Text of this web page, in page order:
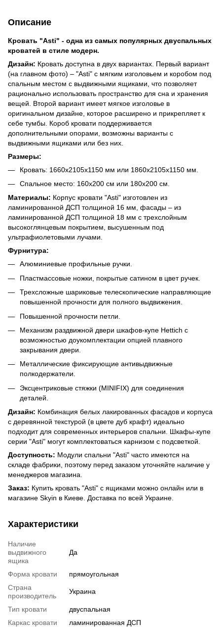
Описание
Кровать "Asti" - одна из самых популярных двуспальных
кроватей в стиле модерн.
Дизайн: Кровать доступна в двух вариантах. Первый вариант
(на главном фото) – "Asti" с мягким изголовьем и коробом под
спальным местом с выдвижными ящиками, что позволяет
рационально использовать пространство для сна и хранения
вещей. Второй вариант имеет мягкое изголовье в
оригинальном дизайне, которое расширено и прикрепляет к
себе тумбы. Короб кровати поддерживается
дополнительными опорами, возможны варианты с
выдвижными ящиками или без них.
Размеры:
Кровать: 1660х2105х1150 мм или 1860х2105х1150 мм.
Спальное место: 160х200 см или 180х200 см.
Материалы: Корпус кровати "Asti" изготовлен из
ламинированной ДСП толщиной 16 мм, фасады – из
ламинированной ДСП толщиной 18 мм с трехслойным
высокоглянцевым покрытием, высушенным под
ультрафиолетовыми лучами.
Фурнитура:
Алюминиевые профильные ручки.
Пластмассовые ножки, покрытые сатином в цвет ручек.
Трехсложные шариковые телескопические направляющие
повышенной прочности для полного выдвижения.
Повышенной прочности петли.
Механизм раздвижной двери шкафов-купе Hettich с
возможностью доукомплектации опцией плавного
закрывания двери.
Металлические фиксирующие антивыдвижные
полкодержатели.
Эксцентриковые стяжки (MINIFIX) для соединения
деталей.
Дизайн: Комбинация белых лакированных фасадов и корпуса
с деревянной текстурой (в цвете дуб крафт) идеально
подходит для современных интерьеров спальни. Шкафы-купе
серии "Asti" могут комплектоваться карнизом с подсветкой.
Доступность: Модули спальни "Asti" часто имеются на
складе фабрики, поэтому перед заказом уточняйте наличие у
менеджеров магазина.
Заказ: Купить кровать "Asti" с ящиками можно онлайн или в
магазине Skyin в Киеве. Доставка по всей Украине.
Характеристики
Наличие
выдвижного
ящика
Да
Форма кровати
прямоугольная
Страна
производитель
Украина
Тип кровати
двуспальная
Каркас кровати
ламинированная ДСП